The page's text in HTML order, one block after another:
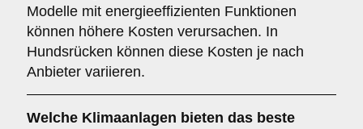
Modelle mit energieeffizienten Funktionen
können höhere Kosten verursachen. In
Hundsrücken können diese Kosten je nach
Anbieter variieren.
Welche Klimaanlagen bieten das beste